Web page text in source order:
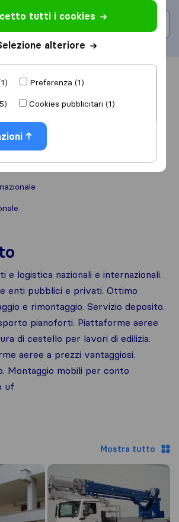
Recensioni
e logistica nazionali e internazionali.
enti pubblici e privati. Ottimo
e rimontaggio. Servizio deposito.
pianoforti. Piattaforme aeree
di cestello per lavori di edilizia.
aeree a prezzi vantaggiosi.
Montaggio mobili per conto
uf
Mostra tutto
tutti i cookies
alteriore
Preferenza (1)
Cookies pubblicitari (1)